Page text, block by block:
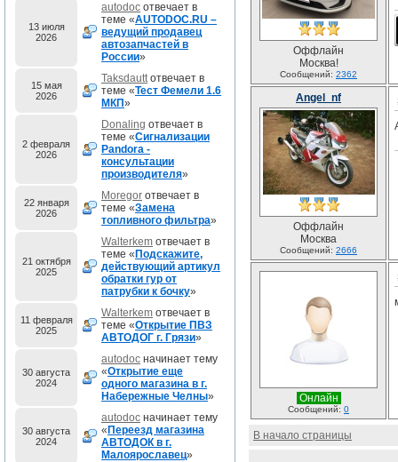
13 июля
2026
autodoc отвечает в
теме «AUTODOC.RU –
ведущий продавец
автозапчастей в
России»
15 мая
2026
Taksdauttотвечает в
теме «Тест Фемели 1.6
МКП»
2 февраля
2026
Donaling отвечает в
теме «Сигнализации
Pandora -
консультации
производителя»
22 января
2026
Moregor отвечает в
теме «Замена
топливного фильтра»
21 октября
2025
Walterkem отвечает в
теме « Подскажите,
действующий артикул
обратки гур от
патрубки к бочку»
11 февраля
2025
Walterkem отвечает в
теме «Открытие ПВЗ
АВТОДОГ г. Грязи»
30 августа
2024
autodoc начинает тему
«Открытие еще
одного магазина в г.
Набережные Челны»
30 августа
2024
autodoc начинает тему
« Переезд магазина
АВТОДОК в г.
Малоярославец»
Оффлайн
Москва!
Сообщений: 2362
Angel_nf
Оффлайн
Москва
Сообщений: 2666
Онлайн
Сообщений: 0
В начало страницы